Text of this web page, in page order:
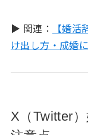
▶ 関連：
【婚
け出し方・成婚
X（Twitter